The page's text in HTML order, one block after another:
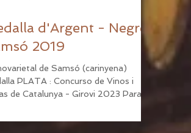
d'Argent - Negre
2019
de Samsó (carinyena)
: Concurso de Vinos i
de Catalunya - Girovi 2023 Parató